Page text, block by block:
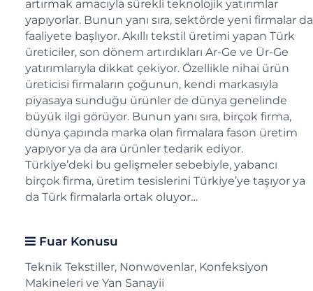
artırmak amacıyla sürekli teknolojik yatırımlar
yapıyorlar. Bunun yanı sıra, sektörde yeni firmalar da
faaliyete başlıyor. Akıllı tekstil üretimi yapan Türk
üreticiler, son dönem artırdıkları Ar-Ge ve Ür-Ge
yatırımlarıyla dikkat çekiyor. Özellikle nihai ürün
üreticisi firmaların çoğunun, kendi markasıyla
piyasaya sunduğu ürünler de dünya genelinde
büyük ilgi görüyor. Bunun yanı sıra, birçok firma,
dünya çapında marka olan firmalara fason üretim
yapıyor ya da ara ürünler tedarik ediyor.
Türkiye’deki bu gelişmeler sebebiyle, yabancı
birçok firma, üretim tesislerini Türkiye’ye taşıyor ya
da Türk firmalarla ortak oluyor…
Fuar Konusu
Teknik Tekstiller, Nonwovenlar, Konfeksiyon
Makineleri ve Yan Sanayii